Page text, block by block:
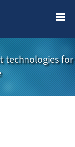
technologies for